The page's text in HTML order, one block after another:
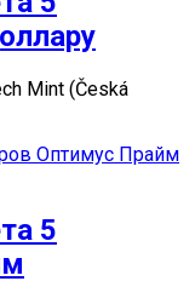
Mint (Česká
5